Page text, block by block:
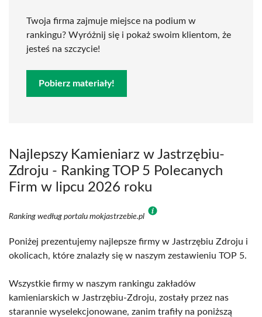
Twoja firma zajmuje miejsce na podium w
rankingu? Wyróżnij się i pokaż swoim klientom, że
jesteś na szczycie!
Pobierz materiały!
Najlepszy Kamieniarz w Jastrzębiu-
Zdroju - Ranking TOP 5 Polecanych
Firm w lipcu 2026 roku
Ranking według portalu mokjastrzebie.pl
Poniżej prezentujemy najlepsze firmy w Jastrzębiu Zdroju i
okolicach, które znalazły się w naszym zestawieniu TOP 5.
Wszystkie firmy w naszym rankingu zakładów
kamieniarskich w Jastrzębiu-Zdroju, zostały przez nas
starannie wyselekcjonowane, zanim trafiły na poniższą